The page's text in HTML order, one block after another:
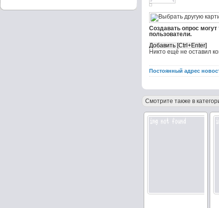
Создавать опрос
пользователи.
Никто ещё не оставил
Постоянный адрес
Смотрите также в